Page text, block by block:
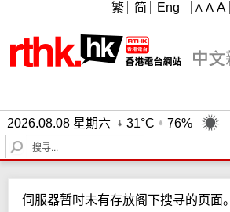
A A A
繁 简 Eng
2026.08.08 星期六 31°C
76%
S
e
c
伺服器暂时未有存放阁下搜寻的页面。